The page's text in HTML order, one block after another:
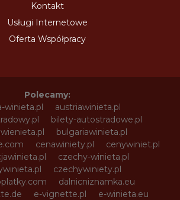
Kontakt
Usługi Internetowe
Oferta Współpracy
Polecamy:
winieta.pl
austriawinieta.pl
bilety-autostradowe.pl
bulgariawinieta.pl
cenawiniety.pl
cenywiniet.pl
czechy-winieta.pl
czechywiniety.pl
dalnicniznamka.eu
e-vignette.pl
e-winieta.eu